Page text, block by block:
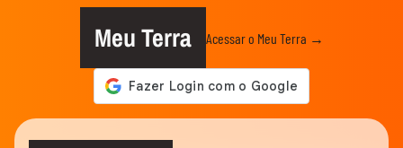
Meu Terra Acessar o Meu Terra →